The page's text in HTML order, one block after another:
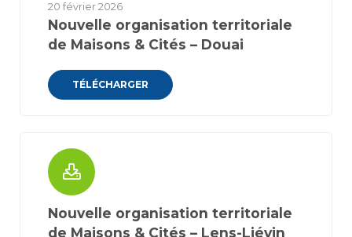
20 février 2026
Nouvelle organisation territoriale
de Maisons & Cités – Douai
TÉLÉCHARGER
Nouvelle organisation territoriale
de Maisons & Cités – Lens-Liévin